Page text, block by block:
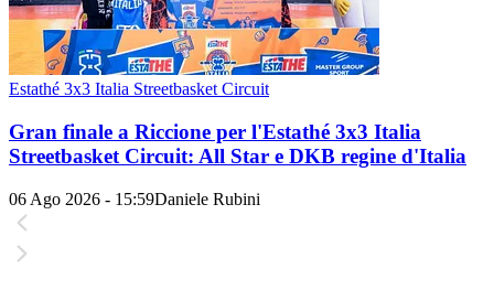
Estathé 3x3 Italia Streetbasket Circuit
Gran finale a Riccione per l'Estathé 3x3 Italia
Streetbasket Circuit: All Star e DKB regine d'Italia
06 Ago 2026 - 15:59Daniele Rubini